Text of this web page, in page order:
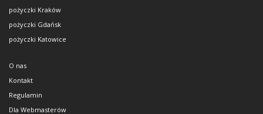
pożyczki Kraków
pożyczki Gdańsk
pożyczki Katowice
O nas
Kontakt
Regulamin
Dla Webmasterów